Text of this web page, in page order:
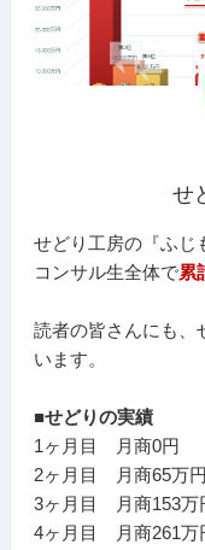
せ
せどり工房の『ふじ
コンサル生全体で累
読者の皆さんにも、
います。
■せどりの実績
1ヶ月目 月商0円
2ヶ月目 月商65万円
3ヶ月目 月商153万
4ヶ月目 月商261万